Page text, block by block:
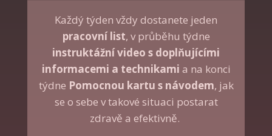
Každý týden vždy dostanete jeden
pracovní list, v průběhu týdne
instruktážní video s doplňujícími
informacemi a technikami a na konci
týdne Pomocnou kartu s návodem, jak
se o sebe v takové situaci postarat
zdravě a efektivně.